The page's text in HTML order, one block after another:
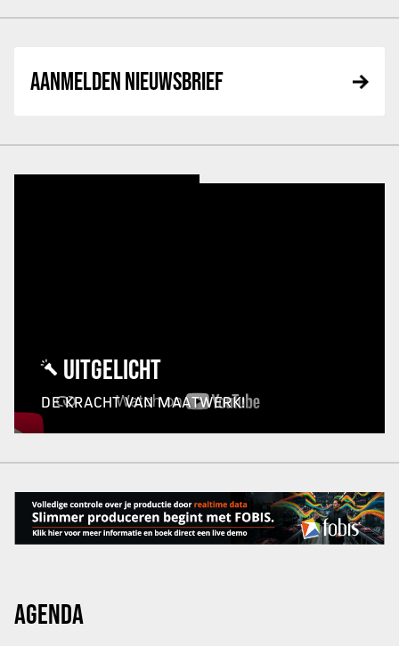
AANMELDEN NIEUWSBRIEF
UITGELICHT
DE KRACHT VAN MAATWERK!
AGENDA